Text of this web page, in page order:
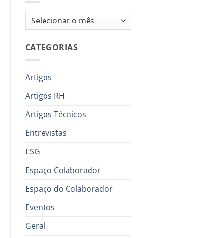
Arquivos
CATEGORIAS
Artigos
Artigos RH
Artigos Técnicos
Entrevistas
ESG
Espaço Colaborador
Espaço do Colaborador
Eventos
Geral